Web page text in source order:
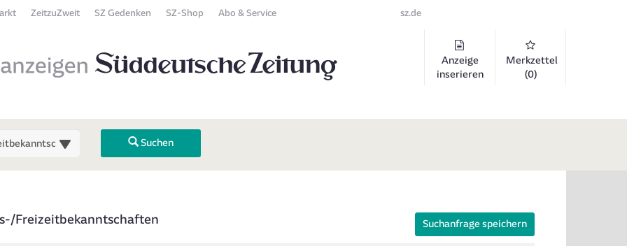
ZeitzuZweit SZ Gedenken SZ-Shop Abo & Service sz.de
Anzeige
inserieren
Merkzettel
(0)
Suchen
Übersicht
zurück). Drücken Sie die Eingabetaste, um Unterkategorien ein- oder auszuklappen und Links zu öffnen. Mit Pfeil rechts klappen Sie
Freizeitbekanntschaften Suchanfrage speichern